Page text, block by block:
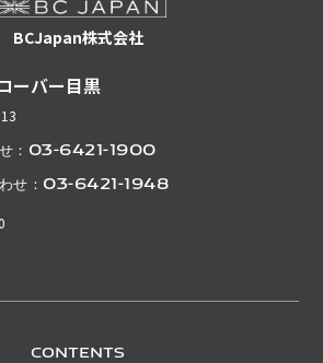
CONTENTS
BCJapan株式会社
ーバー目黒
せ：03-6421-1900
わせ：03-6421-1948